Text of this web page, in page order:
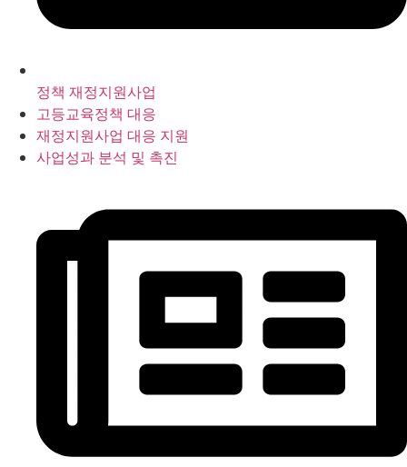
정책 재정지원사업
고등교육정책 대응
재정지원사업 대응 지원
사업성과 분석 및 촉진